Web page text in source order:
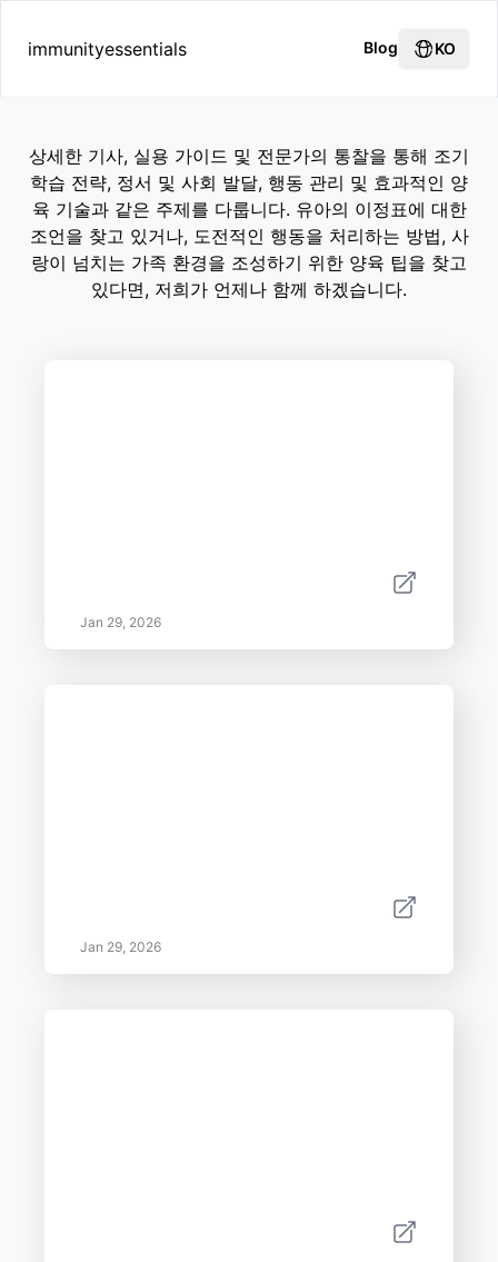
immunityessentials Blog KO
상세한 기사, 실용 가이드 및 전문가의 통찰을 통해 조기
학습 전략, 정서 및 사회 발달, 행동 관리 및 효과적인 양
육 기술과 같은 주제를 다룹니다. 유아의 이정표에 대한
조언을 찾고 있거나, 도전적인 행동을 처리하는 방법, 사
랑이 넘치는 가족 환경을 조성하기 위한 양육 팁을 찾고
있다면, 저희가 언제나 함께 하겠습니다.
Jan 29, 2026
Jan 29, 2026